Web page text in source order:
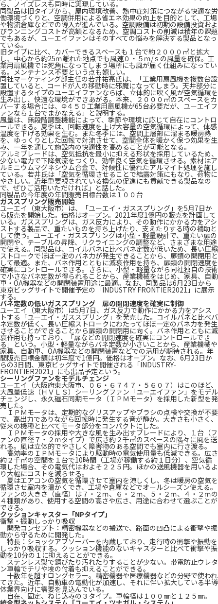
ら、ノイズレスも同時に実現している。
同製品は旧タイプから、屋内環境改善、熱中症対策につながる快適な労
働環境づくりと、空調併用による省エネ効果の向上を目的として、工場
や物流倉庫などでの導入が進んでいる。空調設備は初期の設備投資およ
びランニングコストが高額となるため、空調コストの削減は積年の課題
でもあるが、ユーエイファンはそのすべての悩みを解決する製品となっ
ている。
旧タイプに比べ、カバーできるスペースも１台で約２０００㎡と拡大
し、中心から約25ｍ離れた地点でも風速０・５ｍ/ｓの風量を確保。工
業用扇風機では死角になってしまう場所にも風が届く仕組みになってい
る。メンテナンス不要という点も嬉しい。
同社マーケティング部主任の若井祐亮氏は、「工業用扇風機を複数台設
置していると、コードが人の移動時に邪魔になってしまう。天井部分に
設置するタイプのユーエイファンならば、立体的に吹く風が空気循環を
生み出し、快適な環境ができあがる。本来、２０００㎡のスペースをカ
バーする場合には、Φ４５０工業用扇風機が65台必要だが、ユーエイフ
ァンなら１台でまかなえる」と説明する。
風量は、無段階調整機能によって、季節や環境に応じて自在にコントロ
ールできる。夏季は、回転速度を上げ大容量の空気循環によって、体感
温度を下げる効果を生む。また冬季には、空間上層部に溜まる暖房熱
を、ゆっくりとした回転で対流させて、空間全体を暖かく保つ効果を生
み、一年を通して施設内の快適性を高めることが可能となる。
アルミブレードは、空気抵抗を最小に抑える形状を採用しているため、
少ない電力で下降気流をつくり、効率良く空気を循環させる。素材はア
ルミニウムマグネシウム合金で、対候性に優れたアルマイト処理を施し
ている。若井氏は「空気を循環させることで結露対策にもなり、荷物に
やさしい。近年重要視されている換気の促進にも貢献できる製品なの
で、ぜひご活用いただければ」と話した。
同製品の今年度の年間販売目標台数は１００台
ガススプリング販売開始
ユーエイ（東大阪市）は、「ユーエイ・ガススプリング」を5月7日か
ら販売を開始した。価格はオープン。2021年度1億円の販売を計画して
いる。ガススプリングは、ガス反力により、その動作にかかる力をアシ
ストする製品で、重たいものを持ち上げたり、支えたりする時の補助と
して使う。ユーエイ・ガススプリングは小型・軽量設計で、重たい扉の
開閉や、テーブルの昇降、リクライニングの調整など、さまざまな用途
で使える。同製品は、コイルバネに比べバネ定数が低いため、長い圧縮
ストロークでほぼ一定のバネ力が発生できることから、扉類の開閉用と
して最適。また、バネ作用とともに減衰作用を持ち、扉類の開閉速度を
確実にコントロールできる。さらに、小型・軽量ながら同社独自の技術
で小さなバネ定数が得られることから、産業機械をはじめ、家具、自動
車・OA機器などの開閉装置用途に最適。なお、同製品は6月23日から
東京ビッグサイトで開催予定の「INDUSTRY FRONTIER2021」に展示
する。
バネ定数の低いガススプリング 扉の開閉速度を確実に制御
ユーエイ（東大阪市）は5月7日、ガス反力で動作にかかる力をアシス
トする「ユーエイ・ガススプリング」を発売した。コイルバネと比べバ
ネ定数が低く、長い圧縮ストロークにわたってほぼ一定のバネ力を発生
させることができることから扉類の開閉用に向く。バネ作用とともに減
衰作用も持っており、「扉などの開閉速度を確実にコントロールでき
る」という。小型・軽量ながらバネ定数が小さいことから、産業機械や
家具、自動車、OA機器などの開閉装置などでの活用が期待される。年
間販売目標金額は初年度で1億円。価格はオープン。なお、6月23日か
らの3日間、東京ビッグサイトで開催される「INDUSTRY-
FRONTIER2021」にも出品予定という。
シーリングファンをモデルチェンジ
ユーエイ（大阪府東大阪市、０６・６７４７・５６０７）はこのほど、
大風量低速（ＨＶＬＳ）シーリングファン「ユーエイファン」をモデル
チェンジし、永久磁石同期モータ（ＩＰＭモータ）を採用した新型を発
売した。
ＩＰＭモータは、定期的なグリスアップやブラシの点検や交換が不要
で、高出力でありながら回転時に発生する音が静か。大きさも小さく、
従来の機種と比べてモータ部分をコンパクトにした。
ＩＰＭモータの採用や大きな風を生み出すブレードにより、１台（フ
ァンの直径７・２ｍタイプ）で広さ約２千㎡のスペースの隅々に風を送
れる。風は立体的でやさしく障害物のある空間でも室内に行き渡る。
高効率のＩＰＭモータにより駆動時の電気使用量も低減できる。広さ
約２千㎡の空間を１台で10時間（工場が稼働する約１日分）、空気循
環した場合、その電気代はおよそ２２５円。ほかの送風機器を用いるよ
り大幅にコストを減らせる。
夏はエアコンの空気を循環させて室内を涼しくし、冬は暖房の空気を
循環させ室内を温かくでき、工場や倉庫などでオールシーズン使える。
ファンの大きさ（直径）は７・２ｍ、６・２ｍ、５・２ｍ、４・２ｍの
４種類があり、使用する空間の高さや広さ、用途に合わせて選ぶことが
できる。
クッションキャスター「NPタイプ」
衝撃・振動しっかり吸収
開発コンセプト：精密機器などの搬送で、路面の凹凸による衝撃や振
動から守るために開発した。
特長：ショックアブソーバーを内蔵しており、走行時の衝撃や振動を
しっかり吸収する。クッション機能のないキャスターと比べて衝撃や振
動を10分の１に抑えることができる。
ステンレス製で錆びたり汚れたりすることが少ない。帯電防止ウレタ
ン車輪でチリや埃の付着も抑えることができる。
十数年を超すロングセラー。精密機器や医療機器などの分野で使われ
てきた。近年、自動車の電動化が加速し、それに伴い拡大している半導
体業界向けに需要を見込んでいる。
自在、固定、ねじ込みの３タイプ。車輪径は１００㎜と１２５㎜。